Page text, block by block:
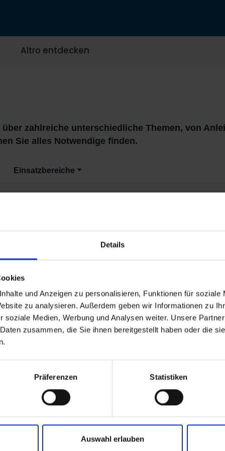
Details
und Anzeigen zu personalisieren, Funktionen für soziale
zu analysieren. Außerdem geben wir Informationen zu
soziale Medien, Werbung und Analysen weiter. Unsere
zusammen, die Sie ihnen bereitgestellt haben oder die
Präferenzen Statistiken
Auswahl erlauben
Altro entdecken
zahlreiche unterschiedliche Themen, von
Sie alles Notwendige finden.
Einsatzbereiche
für
Küchen
Altro products for
kitchens